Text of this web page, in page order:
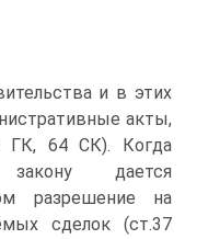
и в этих
акты,
ГК, 64 СК). Когда
дается
разрешение на
сделок (ст.37